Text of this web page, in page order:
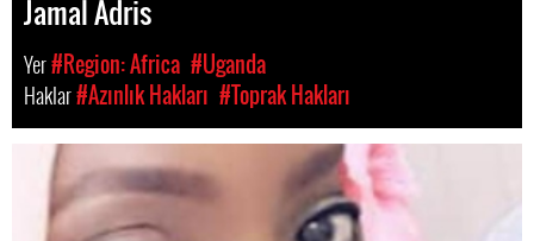
Jamal Adris
Yer#Region: Africa #Uganda
Haklar#Azınlık Hakları #Toprak Hakları